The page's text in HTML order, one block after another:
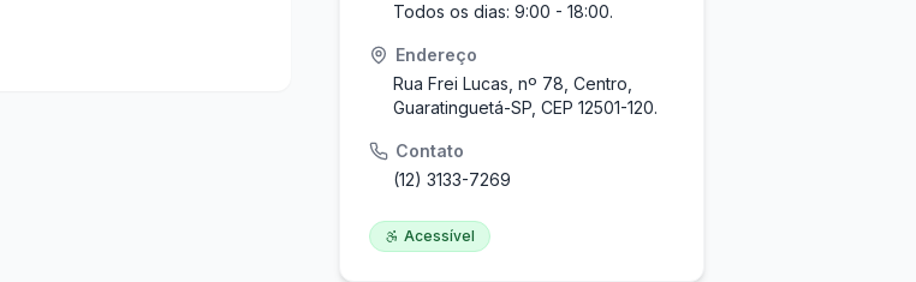
Todos os dias: 9:00 - 18:00.
Endereço
Rua Frei Lucas, nº 78, Centro,
Guaratinguetá-SP, CEP 12501-120.
Contato
(12) 3133-7269
Acessível